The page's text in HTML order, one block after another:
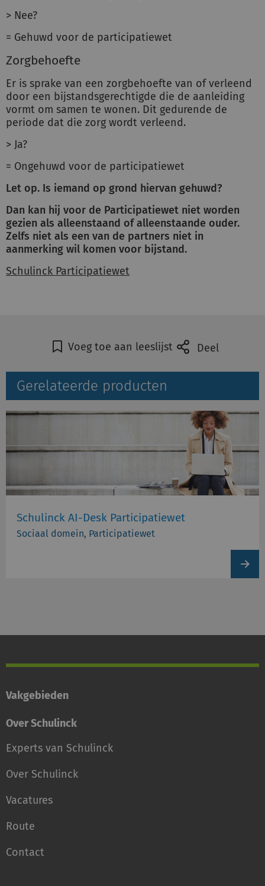
> Nee?
= Gehuwd voor de participatiewet
Zorgbehoefte
Er is sprake van een zorgbehoefte van of verleend
door een bijstandsgerechtigde die de aanleiding
vormt om samen te wonen. Dit gedurende de
periode dat die zorg wordt verleend.
> Ja?
= Ongehuwd voor de participatiewet
Let op. Is iemand op grond hiervan gehuwd?
Dan kan hij voor de Participatiewet niet worden
gezien als alleenstaand of alleenstaande ouder.
Zelfs niet als een van de partners niet in
aanmerking wil komen voor bijstand.
Schulinck Participatiewet
Voeg toe aan leeslijst Deel
Gerelateerde producten
Schulinck AI-Desk Participatiewet
Sociaal domein, Participatiewet
Vakgebieden
Over Schulinck
Experts van Schulinck
Over Schulinck
Vacatures
Route
Contact